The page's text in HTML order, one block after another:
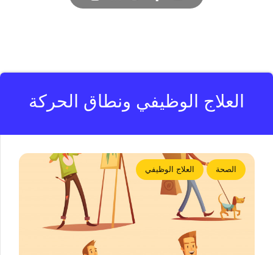
العلاج الوظيفي ونطاق الحركة
الصحة العلاج الوظيفي